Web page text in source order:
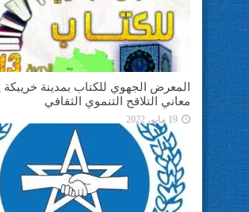
المعرض الجهوي للكتاب بمدينة خريبكة
معاني التلاقح التنموي الثقافي
19 مايو، 2022